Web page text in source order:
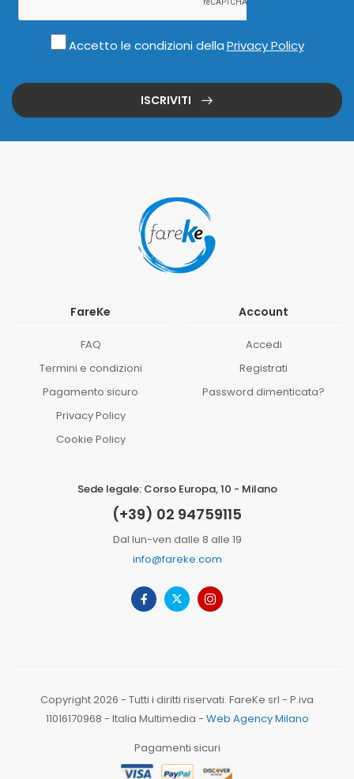
Accetto le condizioni dellaPrivacy Policy
ISCRIVITI
FareKe
FAQ
Termini e condizioni
Pagamento sicuro
Privacy Policy
Cookie Policy
Account
Accedi
Registrati
Password dimenticata?
Sede legale: Corso Europa, 10 - Milano
(+39) 02 94759115
Dal lun-ven dalle 8 alle 19
info@fareke.com
Copyright 2026 - Tutti i diritti riservati. FareKe srl - P.iva
11016170968 - Italia Multimedia - Web Agency Milano
Pagamenti sicuri